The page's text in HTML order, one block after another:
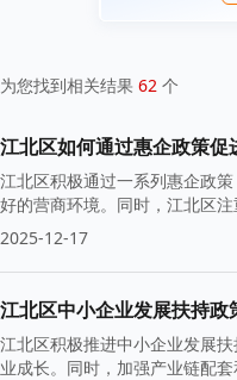
为您找到相关结果 62 个
江北区如何通过惠企政策促
江北区积极通过一系列惠企政
好的营商环境。同时，江北区
2025-12-17
江北区中小企业发展扶持
江北区积极推进中小企业发展
业成长。同时，加强产业链配